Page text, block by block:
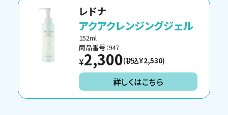
レドナ
アクアクレンジングジェル
152ml
商品番号：947
¥2,300(税込¥2,530)
詳しくはこちら